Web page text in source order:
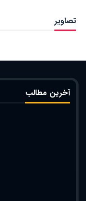
تصاویر
آخرین مطالب